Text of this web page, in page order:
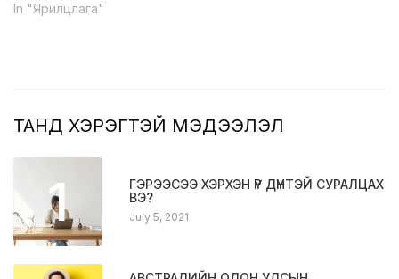
In "Ярилцлага"
ТАНД ХЭРЭГТЭЙ МЭДЭЭЛЭЛ
1
ГЭРЭЭСЭЭ ХЭРХЭН ҮР ДҮНТЭЙ СУРАЛЦАХ
ВЭ?
July 5, 2021